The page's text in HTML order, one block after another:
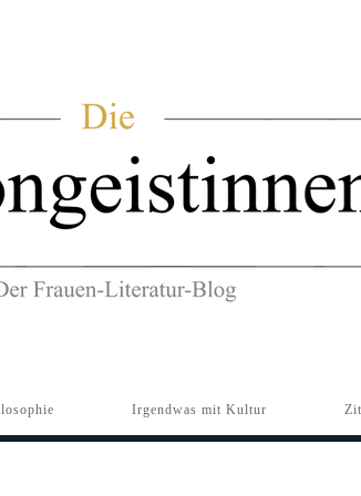
Irgendwas mit Kultur